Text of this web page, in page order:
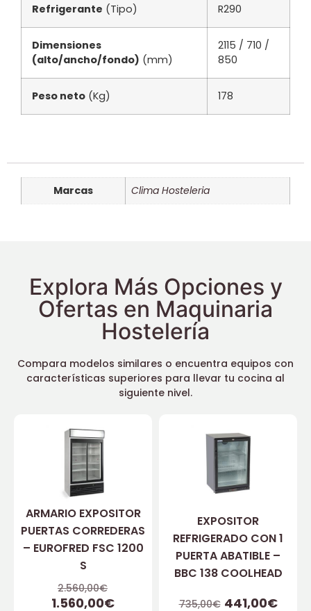
Refrigerante (Tipo) R290
Dimensiones
(alto/ancho/fondo) (mm)
2115 / 710 /
850
Peso neto (Kg) 178
Marcas Clima Hosteleria
Explora Más Opciones y
Ofertas en Maquinaria
Hostelería
Compara modelos similares o encuentra equipos con
características superiores para llevar tu cocina al
siguiente nivel.
ARMARIO EXPOSITOR
PUERTAS CORREDERAS
– EUROFRED FSC 1200
S
2.560,00€
1.560,00€
EXPOSITOR
REFRIGERADO CON 1
PUERTA ABATIBLE –
BBC 138 COOLHEAD
735,00€ 441,00€